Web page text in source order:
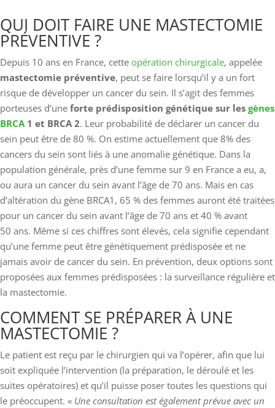
QUI DOIT FAIRE UNE MASTECTOMIE
PRÉVENTIVE ?
Depuis 10 ans en France, cette opération chirurgicale, appelée
mastectomie préventive, peut se faire lorsqu’il y a un fort
risque de développer un cancer du sein. Il s’agit des femmes
porteuses d’une forte prédisposition génétique sur les gènes
BRCA1 et BRCA 2. Leur probabilité de déclarer un cancer du
sein peut être de 80 %. On estime actuellement que 8% des
cancers du sein sont liés à une anomalie génétique. Dans la
population générale, près d’une femme sur 9 en France a eu, a,
ou aura un cancer du sein avant l’âge de 70 ans. Mais en cas
d’altération du gène BRCA1, 65 % des femmes auront été traitées
pour un cancer du sein avant l’âge de 70 ans et 40 % avant
50 ans. Même si ces chiffres sont élevés, cela signifie cependant
qu’une femme peut être génétiquement prédisposée et ne
jamais avoir de cancer du sein. En prévention, deux options sont
proposées aux femmes prédisposées : la surveillance régulière et
la mastectomie.
COMMENT SE PRÉPARER À UNE
MASTECTOMIE ?
Le patient est reçu par le chirurgien qui va l’opérer, afin que lui
soit expliquée l’intervention (la préparation, le déroulé et les
suites opératoires) et qu’il puisse poser toutes les questions qui
le préoccupent. « Une consultation est également prévue avec un